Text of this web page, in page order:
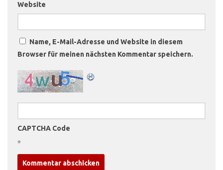
Website
Name, E-Mail-Adresse und Website in diesem
Browser für meinen nächsten Kommentar speichern.
CAPTCHA Code
*